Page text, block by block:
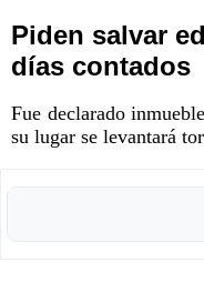
Piden salvar
días contados
Fue declarado
su lugar se levantará